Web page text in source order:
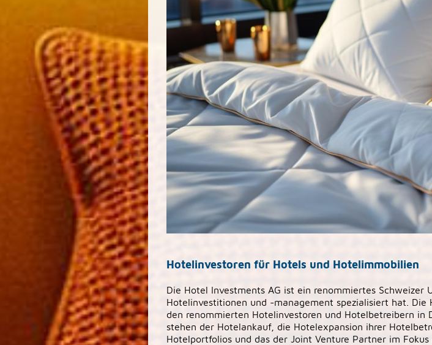
Hotelinvestoren für Hotels und Hotelimmobilien
Die Hotel Investments AG ist ein renommiertes Schweizer
Hotelinvestitionen und -management spezialisiert hat.
den renommierten Hotelinvestoren und Hotelbetreibern in
stehen der Hotelankauf, die Hotelexpansion ihrer
Hotelportfolios und das der Joint Venture Partner im